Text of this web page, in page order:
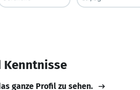
Kenntnisse
ganze Profil zu sehen.